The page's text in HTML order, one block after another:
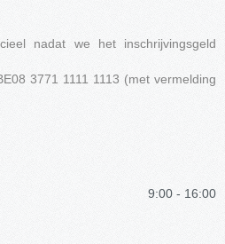
nadat we het inschrijvingsgeld
3771 1111 1113 (met vermelding
9:00 - 16:00